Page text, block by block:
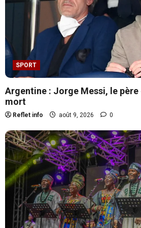
SPORT
Argentine : Jorge Messi, le
mort
Reflet info août 9, 2026 0
SOCIETE
Paludisme : le
Journées
antivectorielle
3
POLITIQUE
Aéroport de
d’exécution est de
août 9, 2026 0
SOCIETE
GIP-PNVB : le
à Djourmité